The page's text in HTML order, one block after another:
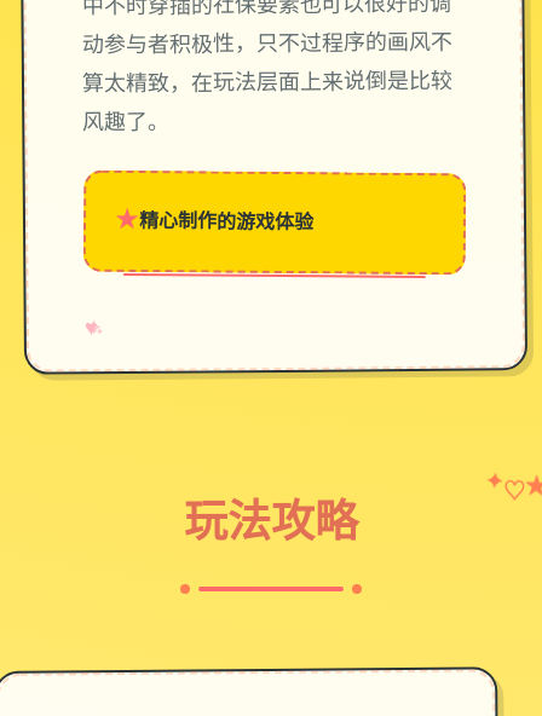
动参与者积极性，只不过程序的画风不
算太精致，在玩法层面上来说倒是比较
风趣了。
★精心制作的游戏体验
♥
✧
→
玩法攻略
✦♡